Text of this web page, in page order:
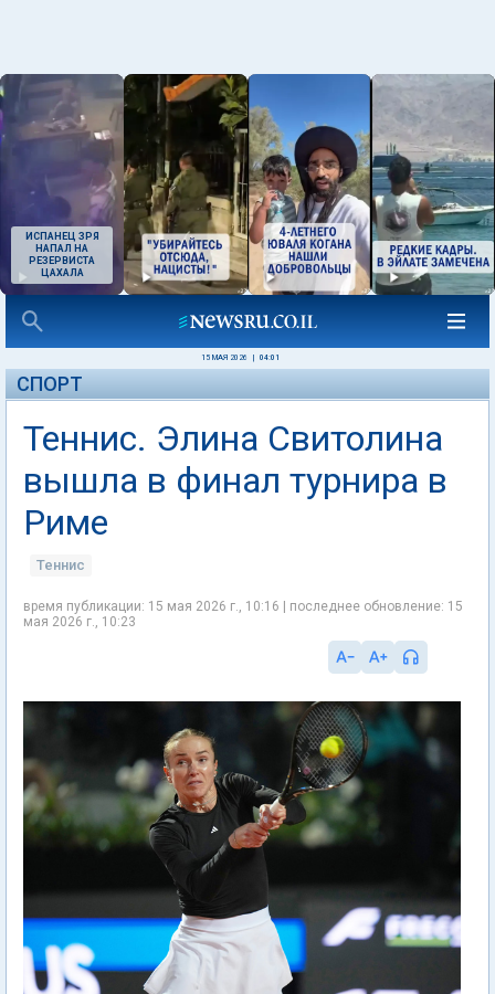
ИСПАНЕЦ ЗРЯ
НАПАЛ НА
РЕЗЕРВИСТА
ЦАХАЛА
15 МАЯ 2026 04:01
СПОРТ
Теннис. Элина Свитолина
вышла в финал турнира в
Риме
Теннис
время публикации: 15 мая 2026 г., 10:16 | последнее обновление: 15
мая 2026 г., 10:23